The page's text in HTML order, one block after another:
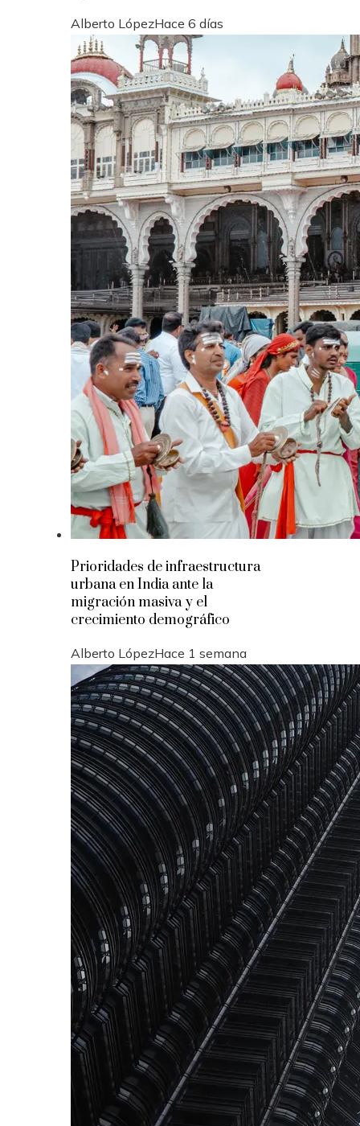
Alberto LópezHace 6 días
Prioridades de infraestructura
urbana en India ante la
migración masiva y el
crecimiento demográfico
Alberto LópezHace 1 semana